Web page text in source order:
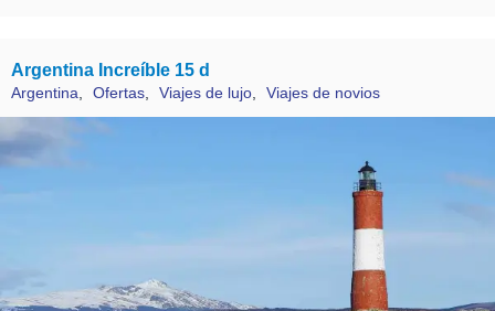
Argentina Increíble 15 d
Argentina Ofertas Viajes de lujo Viajes de novios